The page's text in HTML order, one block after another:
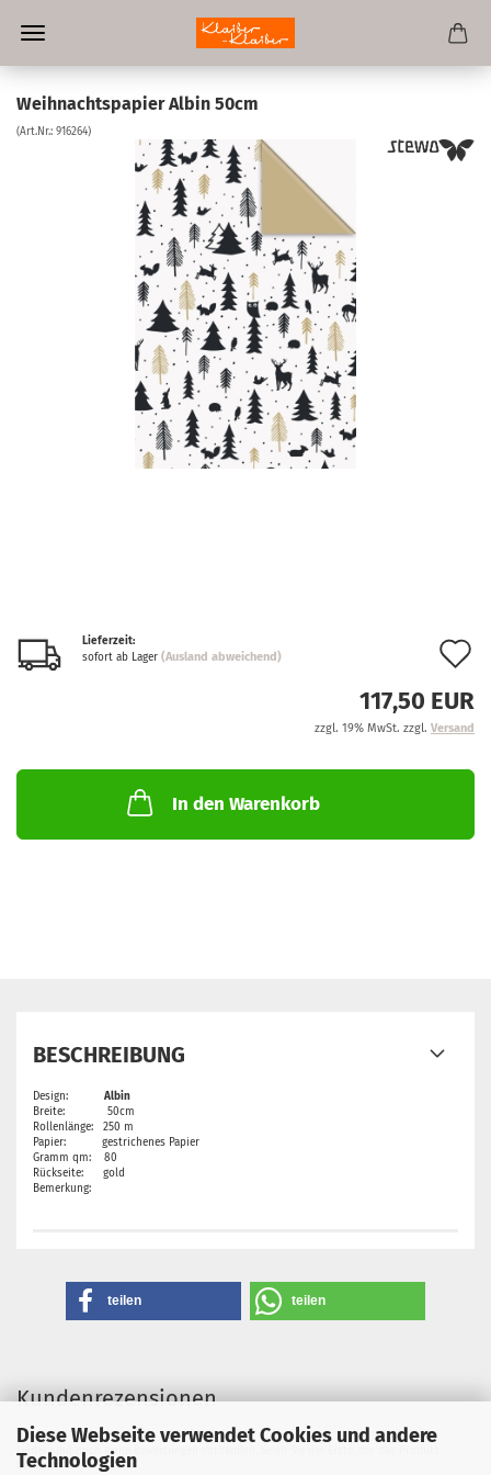
Diese Webseite verwendet Cookies und andere
Technologien
Weihnachtspapier Albin 50cm
(Art.Nr.: 916264)
Lieferzeit:
sofort ab Lager (Ausland abweichend)
117,50 EUR
zzgl. 19% MwSt. zzgl. Versand
In den Warenkorb
BESCHREIBUNG
Design: Albin
Breite: 50cm
Rollenlänge: 250 m
Papier: gestrichenes Papier
Gramm qm: 80
Rückseite: gold
Bemerkung:
teilen teilen
Kundenrezensionen
Leider sind noch keine Bewertungen vorhanden. Seien Sie der Erste, der das Produkt
bewertet.